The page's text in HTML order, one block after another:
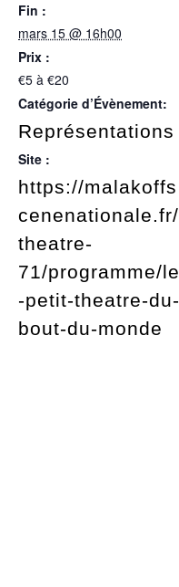
Fin :
mars 15 @ 16h00
Prix :
€5 à €20
Catégorie d’Évènement:
Représentations
Site :
https://malakoffs
cenenationale.fr/
theatre-
71/programme/le
-petit-theatre-du-
bout-du-monde